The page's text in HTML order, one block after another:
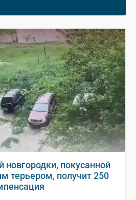
покусанной
терьером, получит 250